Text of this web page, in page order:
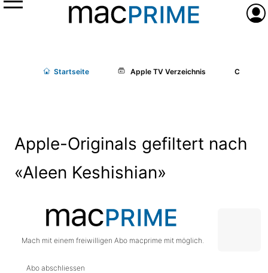
Menü
Startseite Apple TV Verzeichnis Cast/
Apple-Originals gefiltert nach
«Aleen Keshishian»
Mach mit einem freiwilligen Abo macprime mit möglich.
Abo abschliessen